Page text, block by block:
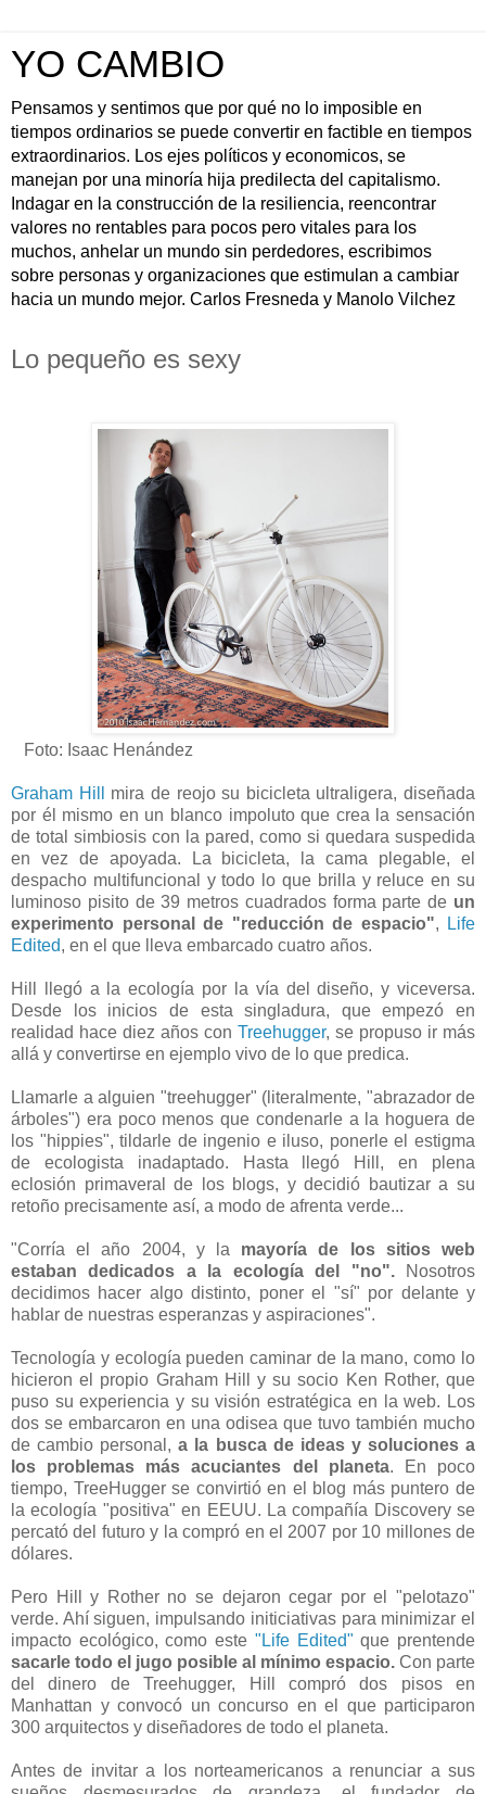
YO CAMBIO
Pensamos y sentimos que por qué no lo imposible en
tiempos ordinarios se puede convertir en factible en tiempos
extraordinarios. Los ejes políticos y economicos, se
manejan por una minoría hija predilecta del capitalismo.
Indagar en la construcción de la resiliencia, reencontrar
valores no rentables para pocos pero vitales para los
muchos, anhelar un mundo sin perdedores, escribimos
sobre personas y organizaciones que estimulan a cambiar
hacia un mundo mejor. Carlos Fresneda y Manolo Vilchez
Lo pequeño es sexy
Foto: Isaac Henández
Graham Hill mira de reojo su bicicleta ultraligera, diseñada
por él mismo en un blanco impoluto que crea la sensación
de total simbiosis con la pared, como si quedara suspedida
en vez de apoyada. La bicicleta, la cama plegable, el
despacho multifuncional y todo lo que brilla y reluce en su
luminoso pisito de 39 metros cuadrados forma parte de un
experimento personal de "reducción de espacio",
Life
Edited, en el que lleva embarcado cuatro años.
Hill llegó a la ecología por la vía del diseño, y viceversa.
Desde los inicios de esta singladura, que empezó en
realidad hace diez años con Treehugger, se propuso ir más
allá y convertirse en ejemplo vivo de lo que predica.
Llamarle a alguien "treehugger" (literalmente, "abrazador de
árboles") era poco menos que condenarle a la hoguera de
los "hippies", tildarle de ingenio e iluso, ponerle el estigma
de ecologista inadaptado. Hasta llegó Hill, en plena
eclosión primaveral de los blogs, y decidió bautizar a su
retoño precisamente así, a modo de afrenta verde...
"Corría el año 2004, y la mayoría de los sitios web
estaban dedicados a la ecología del "no".Nosotros
decidimos hacer algo distinto, poner el "sí" por delante y
hablar de nuestras esperanzas y aspiraciones".
Tecnología y ecología pueden caminar de la mano, como lo
hicieron el propio Graham Hill y su socio Ken Rother, que
puso su experiencia y su visión estratégica en la web. Los
dos se embarcaron en una odisea que tuvo también mucho
de cambio personal,a la busca de ideas y soluciones a
los problemas más acuciantes del planeta. En poco
tiempo, TreeHugger se convirtió en el blog más puntero de
la ecología "positiva" en EEUU. La compañía Discovery se
percató del futuro y la compró en el 2007 por 10 millones de
dólares.
Pero Hill y Rother no se dejaron cegar por el "pelotazo"
verde. Ahí siguen, impulsando initiciativas para minimizar el
impacto ecológico, como este "Life Edited" que prentende
sacarle todo el jugo posible al mínimo espacio. Con parte
del dinero de Treehugger, Hill compró dos pisos en
Manhattan y convocó un concurso en el que participaron
300 arquitectos y diseñadores de todo el planeta.
Antes de invitar a los norteamericanos a renunciar a sus